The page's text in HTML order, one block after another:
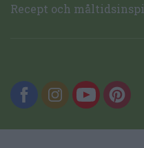
Recept och